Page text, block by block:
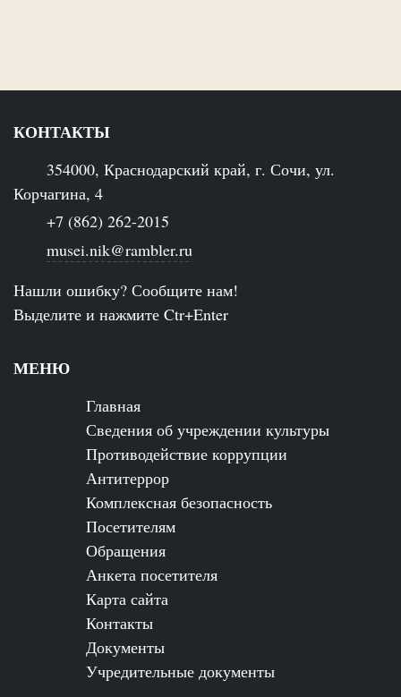
КОНТАКТЫ
354000, Краснодарский край, г. Сочи, ул.
Корчагина, 4
+7 (862) 262-2015
musei.nik@rambler.ru
Нашли ошибку? Сообщите нам!
Выделите и нажмите Ctr+Enter
МЕНЮ
Главная
Сведения об учреждении культуры
Противодействие коррупции
Антитеррор
Комплексная безопасность
Посетителям
Обращения
Анкета посетителя
Карта сайта
Контакты
Документы
Учредительные документы